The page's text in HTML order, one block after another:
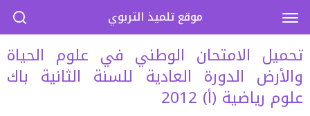
تحميل الامتحان الوطني في علوم الحياة
والأرض الدورة العادية للسنة الثانية باك
علوم رياضية (أ) 2012
موقع تلميذ التربوي